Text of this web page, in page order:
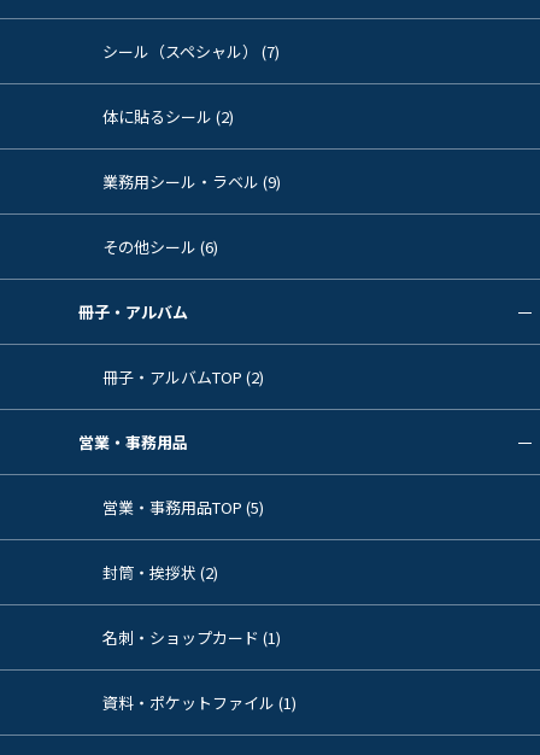
シール（スペシャル） (7)
体に貼るシール (2)
業務用シール・ラベル (9)
その他シール (6)
冊子・アルバム
冊子・アルバムTOP (2)
営業・事務用品
営業・事務用品TOP (5)
封筒・挨拶状 (2)
名刺・ショップカード (1)
資料・ポケットファイル (1)